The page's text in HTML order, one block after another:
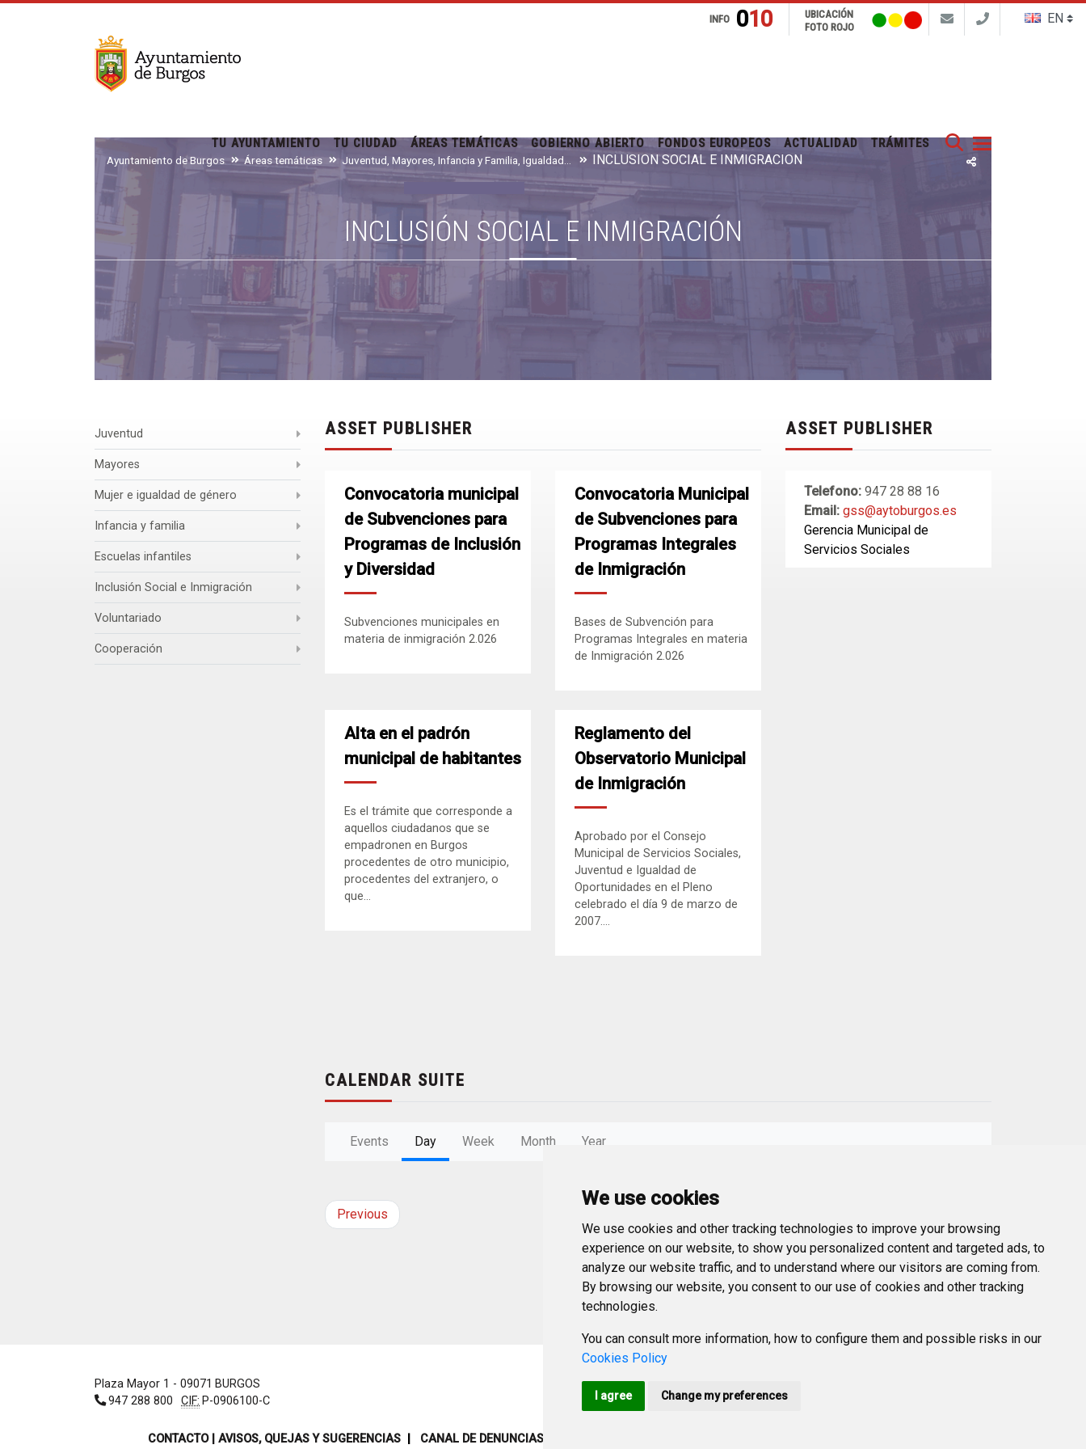
We use cookies
We use cookies and other tracking technologies to improve your browsing
experience on our website, to show you personalized content and targeted ads, to
analyze our website traffic, and to understand where our visitors are coming from.
By browsing our website, you consent to our use of cookies and other tracking
technologies.
You can consult more information, how to configure them and possible risks in our
Cookies Policy
I agree Change my preferences
Buscar
INFO 010
UBICACIÓN
FOTO ROJO
TU AYUNTAMIENTO TU CIUDAD ÁREAS TEMÁTICAS GOBIERNO ABIERTO FONDOS EUROPEOS ACTUALIDAD TRÁMITES
Ayuntamiento de Burgos Áreas temáticas INCLUSIÓN SOCIAL E INMIGRACIÓN
INCLUSIÓN SOCIAL E INMIGRACIÓN
Juventud
Mayores
Mujer e igualdad de género
Infancia y familia
Escuelas infantiles
Inclusión Social e Inmigración
Voluntariado
Cooperación
ASSET PUBLISHER
Convocatoria municipal
de Subvenciones para
Programas de Inclusión
y Diversidad
Subvenciones municipales en
materia de inmigración 2.026
Convocatoria Municipal
de Subvenciones para
Programas Integrales
de Inmigración
Bases de Subvención para
Programas Integrales en materia
de Inmigración 2.026
Alta en el padrón
municipal de habitantes
Es el trámite que corresponde a
aquellos ciudadanos que se
empadronen en Burgos
procedentes de otro municipio,
procedentes del extranjero, o
que...
Reglamento del
Observatorio Municipal
de Inmigración
Aprobado por el Consejo
Municipal de Servicios Sociales,
Juventud e Igualdad de
Oportunidades en el Pleno
celebrado el día 9 de marzo de
2007....
ASSET PUBLISHER
Telefono: 947 28 88 16
Email: gss@aytoburgos.es
Gerencia Municipal de
Servicios Sociales
CALENDAR SUITE
Events Day Week Month Year
Previous
Plaza Mayor 1 - 09071 BURGOS
947 288 800
CIF: P-0906100-C
CONTACTO | AVISOS, QUEJAS Y SUGERENCIAS CANAL DE DENUNCIAS